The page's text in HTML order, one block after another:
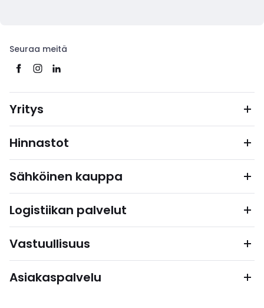
Seuraa meitä
Yritys
Hinnastot
Sähköinen kauppa
Logistiikan palvelut
Vastuullisuus
Asiakaspalvelu